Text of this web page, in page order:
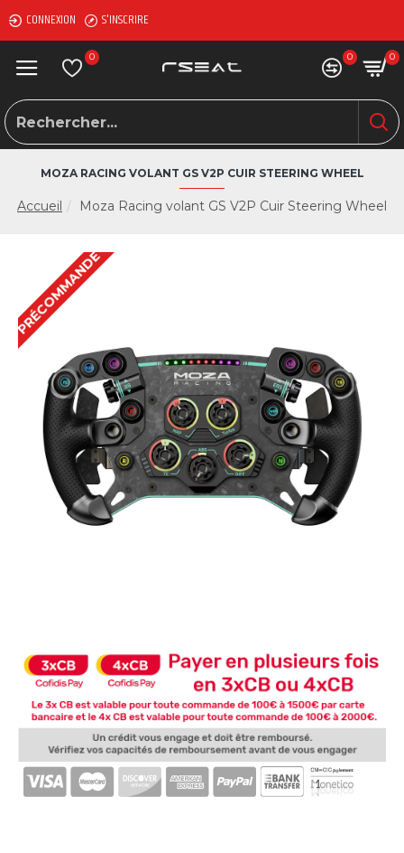
CONNEXION S'INSCRIRE
0 0 0
Accueil Moza Racing volant GS V2P Cuir Steering Wheel
MOZA RACING VOLANT GS V2P CUIR STEERING WHEEL
PRÉCOMMANDE